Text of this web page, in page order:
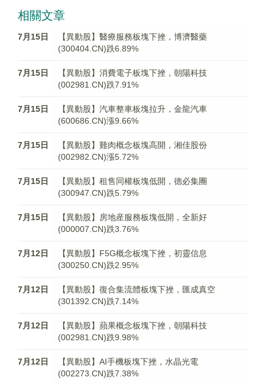
相關文章
7月15日
【異動股】醫療服務板塊下挫，博濟醫藥
(300404.CN)跌6.89%
7月15日
【異動股】消費電子板塊下挫，朝陽科技
(002981.CN)跌7.91%
7月15日
【異動股】汽車整車板塊拉升，金龍汽車
(600686.CN)漲9.66%
7月15日
【異動股】雞肉概念板塊高開，湘佳股份
(002982.CN)漲5.72%
7月15日
【異動股】租售同權板塊低開，德必集團
(300947.CN)跌5.79%
7月15日
【異動股】房地産服務板塊低開，全新好
(000007.CN)跌3.76%
7月12日
【異動股】F5G概念板塊下挫，初靈信息
(300250.CN)跌2.95%
7月12日
【異動股】復合集流體板塊下挫，匯成真空
(301392.CN)跌7.14%
7月12日
【異動股】蘋果概念板塊下挫，朝陽科技
(002981.CN)跌9.98%
7月12日
【異動股】AI手機板塊下挫，水晶光電
(002273.CN)跌7.38%